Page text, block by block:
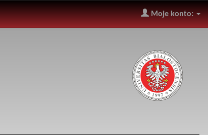
Moje konto: